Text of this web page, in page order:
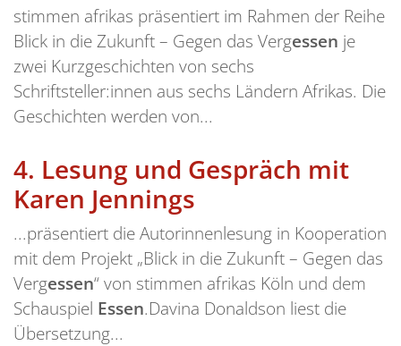
stimmen afrikas präsentiert im Rahmen der Reihe
Blick in die Zukunft – Gegen das Vergessen je
zwei Kurzgeschichten von sechs
Schriftsteller:innen aus sechs Ländern Afrikas. Die
Geschichten werden von...
4. Lesung und Gespräch mit
Karen Jennings
...präsentiert die Autorinnenlesung in Kooperation
mit dem Projekt „Blick in die Zukunft – Gegen das
Vergessen“ von stimmen afrikas Köln und dem
Schauspiel Essen.Davina Donaldson liest die
Übersetzung...